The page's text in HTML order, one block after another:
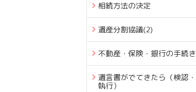
相続方法の決定
遺産分割協議(2)
不動産・保険・銀行の手続き
遺言書がでてきたら（検認・
執行）